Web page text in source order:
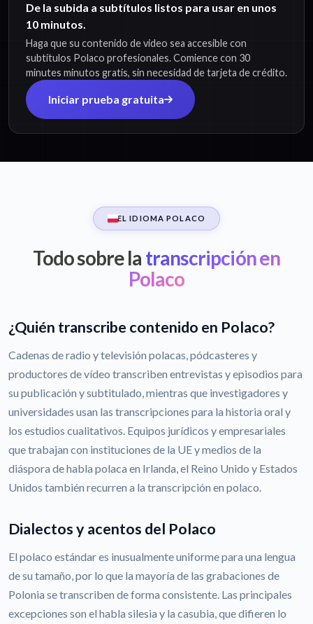
De la subida a subtítulos listos para usar en unos
10 minutos.
Haga que su contenido de video sea accesible con
subtítulos Polaco profesionales. Comience con 30
minutes minutos gratis, sin necesidad de tarjeta de crédito.
Iniciar prueba gratuita
EL IDIOMA POLACO
Todo sobre la transcripción en
Polaco
¿Quién transcribe contenido en Polaco?
Cadenas de radio y televisión polacas, pódcasteres y
productores de vídeo transcriben entrevistas y episodios para
su publicación y subtitulado, mientras que investigadores y
universidades usan las transcripciones para la historia oral y
los estudios cualitativos. Equipos jurídicos y empresariales
que trabajan con instituciones de la UE y medios de la
diáspora de habla polaca en Irlanda, el Reino Unido y Estados
Unidos también recurren a la transcripción en polaco.
Dialectos y acentos del Polaco
El polaco estándar es inusualmente uniforme para una lengua
de su tamaño, por lo que la mayoría de las grabaciones de
Polonia se transcriben de forma consistente. Las principales
excepciones son el habla silesia y la casubia, que difieren lo